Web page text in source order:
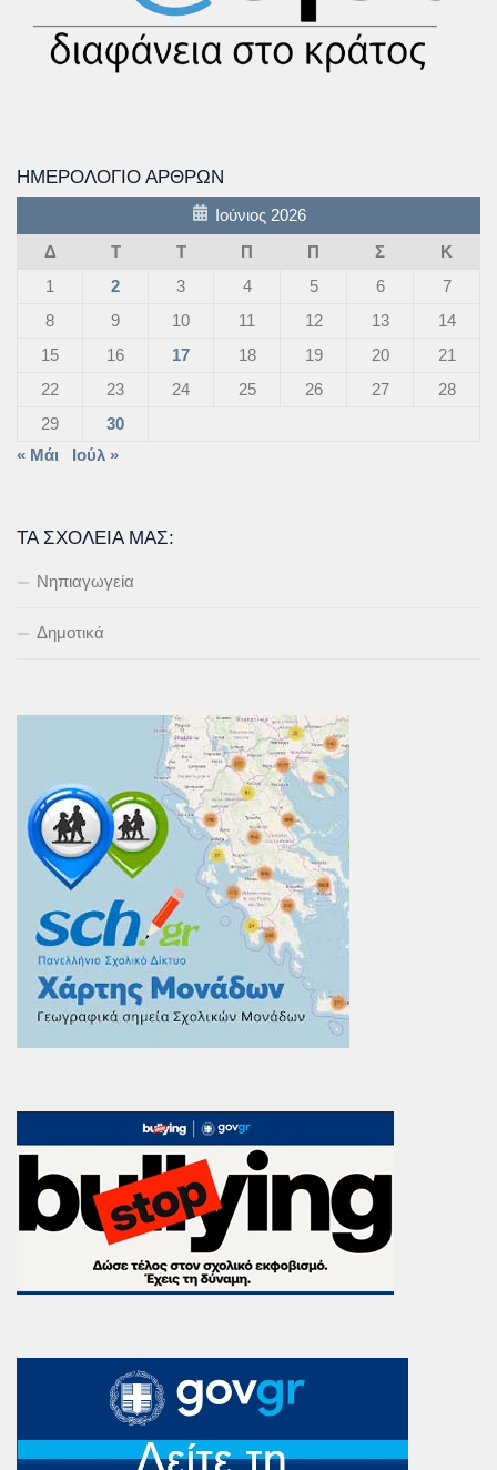
ΗΜΕΡΟΛΌΓΙΟ ΆΡΘΡΩΝ
Ιούνιος 2026
Δ
Τ Τ Π Π Σ
Κ
1
2 3 4 5 6
7
8
9 10 11 12 13
14
15
16 17 18 19 20
21
22
23 24 25 26 27
28
29
30
« Μάι
Ιούλ »
ΤΑ ΣΧΟΛΕΊΑ ΜΑΣ:
Νηπιαγωγεία
Δημοτικά